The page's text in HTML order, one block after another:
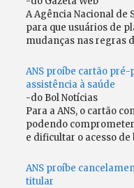
A Agência Nacional de
para que usuários de
mudanças nas regras
ANS proíbe cartão
assistência à saúde
-do Bol Notícias
Para a ANS, o cartão
podendo
e dificultar o acesso
ANS proíbe
titular